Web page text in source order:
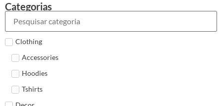
Categorias
Clothing
Accessories
Hoodies
Tshirts